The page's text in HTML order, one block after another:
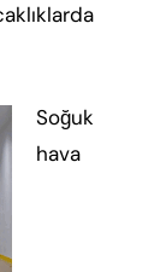
Soğuk
hava